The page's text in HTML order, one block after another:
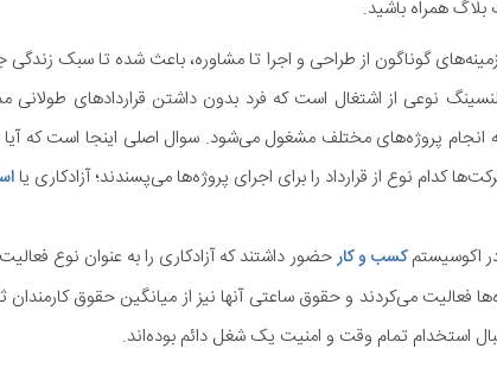
بلاگ همراه باشید.
زمینه‌های گوناگون از طراحی و اجرا تا مشاوره، باعث شده تا سبک
نوعی از اشتغال است که فرد بدون داشتن قراردادهای
پروژه‌های مختلف مشغول می‌شود. سوال اصلی اینجا است که آیا
کدام نوع از قرارداد را برای اجرای پروژه‌ها می‌پسندند؛ آزادکاری یا
اکوسیستمکسب و کارحضور داشتند که آزادکاری را به عنوان نوع
فعالیت می‌کردند و حقوق ساعتی آنها نیز از میانگین حقوق
استخدام تمام وقت و امنیت یک شغل دائم بوده‌اند.